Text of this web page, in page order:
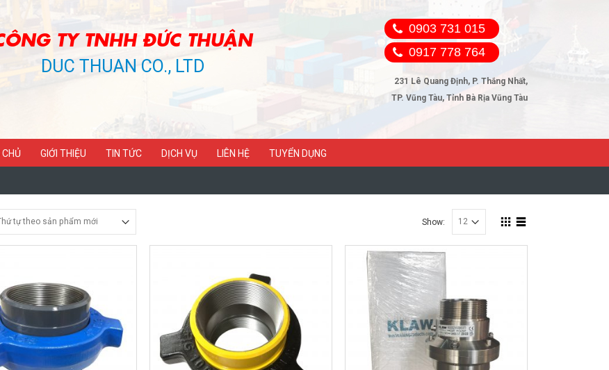
TY TNHH ĐỨC THUẬN
DUC THUAN CO., LTD
0903 731 015
0917 778 764
231 Lê Quang Định, P. Thắng Nhất,
TP. Vũng Tàu, Tỉnh Bà Rịa Vũng Tàu
GIỚI THIỆU TIN TỨC DỊCH VỤ LIÊN HỆ TUYỂN DỤNG
Show: